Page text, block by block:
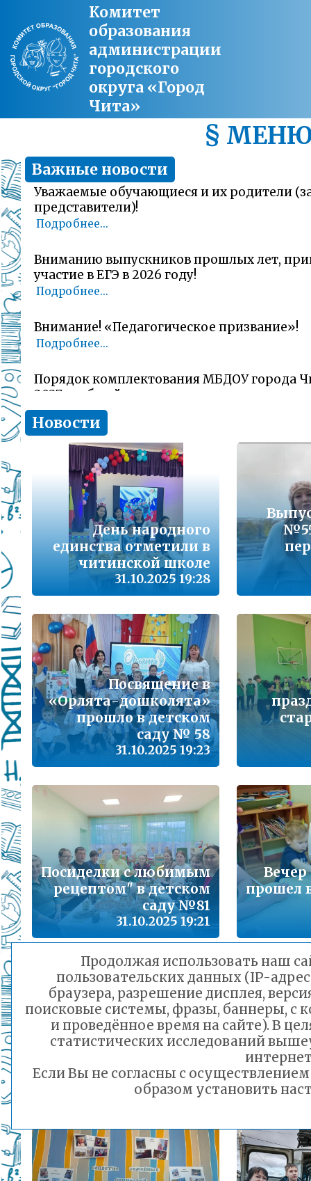
Комитет
образования
администрации
городского
округа «Город
Чита»
§
Важные новости
Уважаемые обучающиеся и их родители
представители)!
Подробнее...
Вниманию выпускников прошлых лет,
участие в ЕГЭ в 2026 году!
Подробнее...
Внимание! «Педагогическое призвание»!
Подробнее...
Порядок комплектования МБДОУ города
2027 учебный год
Подробнее...
Комитет образования Читы напоминает о
заявлений об участии в ГИА-11 (ЕГЭ)
Подробнее...
В сезон гриппа и острых респираторных
наша с Вами общая задача – не допустить
заболеваемости
Подробнее...
Лицам, желающим сдать единый
(далее ЕГЭ) в 2026 году
Подробнее...
Школа управленческого резерва: Ваш
Подробнее...
ВАШ РЕБЁНОК ИДЁТ В ДЕТСКИЙ САД
Подробнее...
Детский телефон доверия
Подробнее...
«Горячая линия» для сообщения
находящихся в социально опасной
Подробнее...
Телефон горячей линии по вопросам
проведения государственной итоговой
образовательным программам основного
образования и среднего общего
Порядок предоставления льготного
малоимущих семей
Подробнее...
Горячая линия по вопросам школьного
30-21
дошкольного образования и тел 32-41-13
Подробнее...
Новости
День народного
единства отметили в
читинской школе
31.10.2025 19:28
Посвящение в
«Орлята-дошколята»
прошло в детском
саду № 58
31.10.2025 19:23
Посиделки с любимым
рецептом" в детском
саду №81
31.10.2025 19:21
прошел
Творческая акция
«Семейные рецепты»
объединила детей и
саду № 88
31.10.2025 16:15
Продолжая использовать наш
пользовательских данных (IP-
браузера, разрешение дисплея,
поисковые системы, фразы, баннеры, с
и проведённое время на сайте). В
статистических исследований
Если Вы не согласны с
образом установить